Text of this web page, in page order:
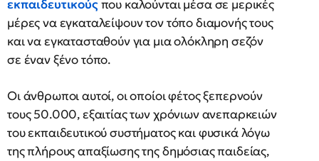
εκπαιδευτικούςπου καλούνται μέσα σε μερικές
μέρες να εγκαταλείψουν τον τόπο διαμονής τους
και να εγκατασταθούν για μια ολόκληρη σεζόν
σε έναν ξένο τόπο.
Οι άνθρωποι αυτοί, οι οποίοι φέτος ξεπερνούν
τους 50.000, εξαιτίας των χρόνιων ανεπαρκειών
του εκπαιδευτικού συστήματος και φυσικά λόγω
της πλήρους απαξίωσης της δημόσιας παιδείας,